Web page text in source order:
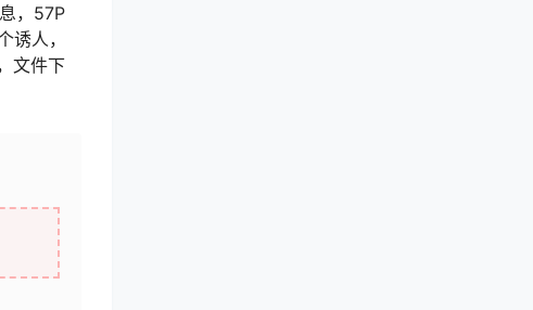
，57P
人，
文件下